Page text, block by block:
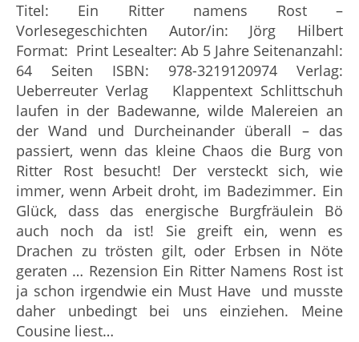
Titel: Ein Ritter namens Rost –
Vorlesegeschichten Autor/in: Jörg Hilbert
Format: Print Lesealter: Ab 5 Jahre Seitenanzahl:
64 Seiten ISBN: 978-3219120974 Verlag:
Ueberreuter Verlag Klappentext Schlittschuh
laufen in der Badewanne, wilde Malereien an
der Wand und Durcheinander überall – das
passiert, wenn das kleine Chaos die Burg von
Ritter Rost besucht! Der versteckt sich, wie
immer, wenn Arbeit droht, im Badezimmer. Ein
Glück, dass das energische Burgfräulein Bö
auch noch da ist! Sie greift ein, wenn es
Drachen zu trösten gilt, oder Erbsen in Nöte
geraten … Rezension Ein Ritter Namens Rost ist
ja schon irgendwie ein Must Have und musste
daher unbedingt bei uns einziehen. Meine
Cousine liest…